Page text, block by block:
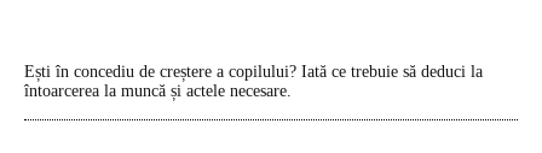
Ești în concediu de creștere a copilului? Iată ce trebuie să deduci la
întoarcerea la muncă și actele necesare.